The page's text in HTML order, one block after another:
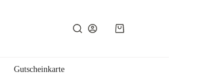
Warenkorb
Gutscheinkarte